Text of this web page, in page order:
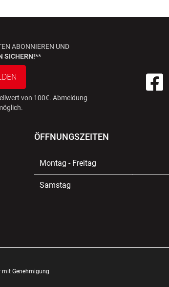
ABONNIEREN UND
SICHERN!**
von 100€. Abmeldung
ÖFFNUNGSZEITEN
Montag - Freitag
Samstag
mit Genehmigung